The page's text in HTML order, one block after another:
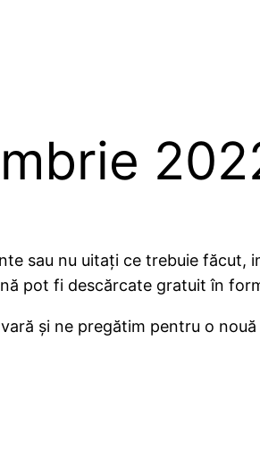
sau nu uitați ce trebuie
pot fi descărcate gratuit în
și ne pregătim pentru o